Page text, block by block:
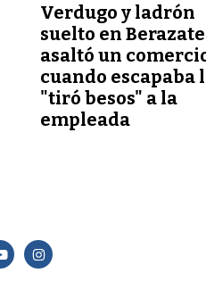
Verdugo y ladrón
suelto en
asaltó un
cuando escapaba
"tiró besos" a la
empleada